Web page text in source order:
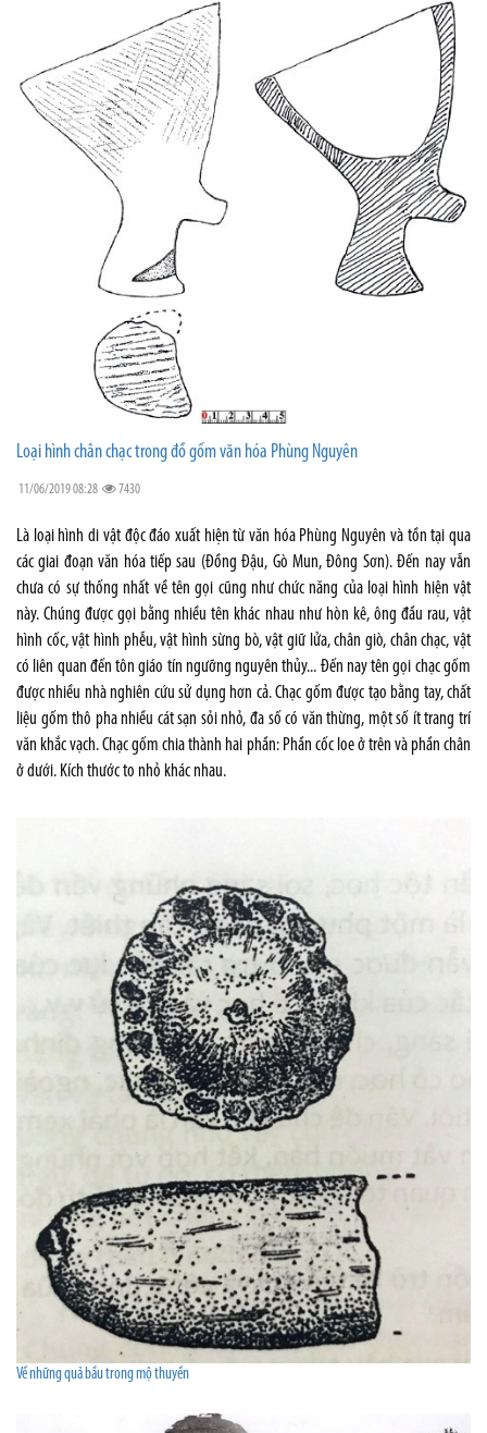
Loại hình chân chạc trong đồ gốm văn hóa Phùng Nguyên
11/06/2019 08:28 7430
Là loại hình di vật độc đáo xuất hiện từ văn hóa Phùng Nguyên và tồn tại qua
các giai đoạn văn hóa tiếp sau (Đồng Đậu, Gò Mun, Đông Sơn). Đến nay vẫn
chưa có sự thống nhất về tên gọi cũng như chức năng của loại hình hiện vật
này. Chúng được gọi bằng nhiều tên khác nhau như hòn kê, ông đầu rau, vật
hình cốc, vật hình phễu, vật hình sừng bò, vật giữ lửa, chân giò, chân chạc, vật
có liên quan đến tôn giáo tín ngưỡng nguyên thủy... Đến nay tên gọi chạc gốm
được nhiều nhà nghiên cứu sử dụng hơn cả. Chạc gốm được tạo bằng tay, chất
liệu gốm thô pha nhiều cát sạn sỏi nhỏ, đa số có văn thừng, một số ít trang trí
văn khắc vạch. Chạc gốm chia thành hai phần: Phần cốc loe ở trên và phần chân
ở dưới. Kích thước to nhỏ khác nhau.
Về những quả bầu trong mộ thuyền